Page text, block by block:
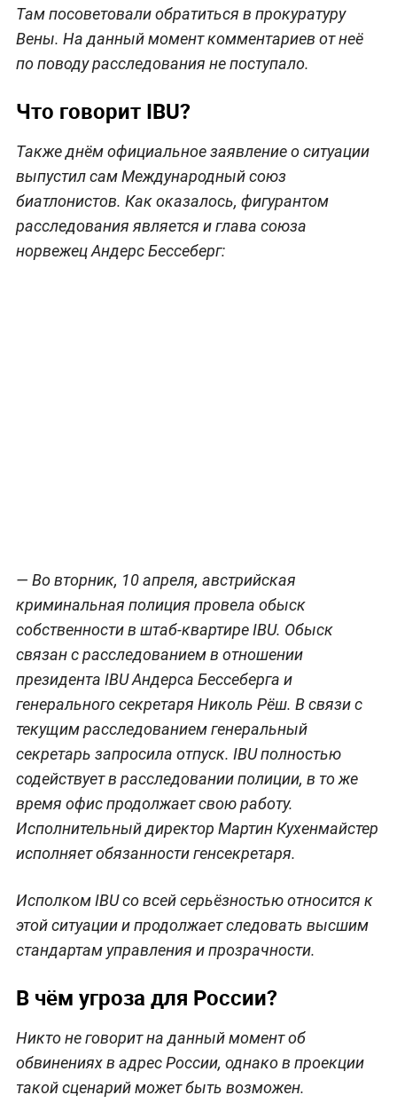
Там посоветовали обратиться в прокуратуру
Вены. На данный момент комментариев от неё
по поводу расследования не поступало.
Что говорит IBU?
Также днём официальное заявление о ситуации
выпустил сам Международный союз
биатлонистов. Как оказалось, фигурантом
расследования является и глава союза
норвежец Андерс Бессеберг:
— Во вторник, 10 апреля, австрийская
криминальная полиция провела обыск
собственности в штаб-квартире IBU. Обыск
связан с расследованием в отношении
президента IBU Андерса Бессеберга и
генерального секретаря Николь Рёш. В связи с
текущим расследованием генеральный
секретарь запросила отпуск. IBU полностью
содействует в расследовании полиции, в то же
время офис продолжает свою работу.
Исполнительный директор Мартин Кухенмайстер
исполняет обязанности генсекретаря.
Исполком IBU со всей серьёзностью относится к
этой ситуации и продолжает следовать высшим
стандартам управления и прозрачности.
В чём угроза для России?
Никто не говорит на данный момент об
обвинениях в адрес России, однако в проекции
такой сценарий может быть возможен.